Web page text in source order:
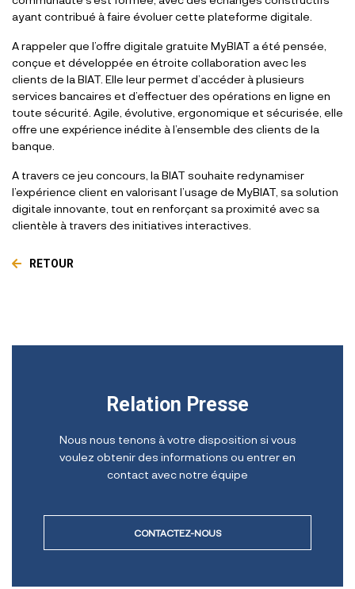
ayant contribué à faire évoluer cette plateforme digitale.
A rappeler que l’offre digitale gratuite MyBIAT a été pensée,
conçue et développée en étroite collaboration avec les
clients de la BIAT. Elle leur permet d’accéder à plusieurs
services bancaires et d’effectuer des opérations en ligne en
toute sécurité. Agile, évolutive, ergonomique et sécurisée, elle
offre une expérience inédite à l’ensemble des clients de la
banque.
A travers ce jeu concours, la BIAT souhaite redynamiser
l’expérience client en valorisant l’usage de MyBIAT, sa solution
digitale innovante, tout en renforçant sa proximité avec sa
clientèle à travers des initiatives interactives.
RETOUR
Relation Presse
Nous nous tenons à votre disposition si vous
voulez obtenir des informations ou entrer en
contact avec notre équipe
CONTACTEZ-NOUS